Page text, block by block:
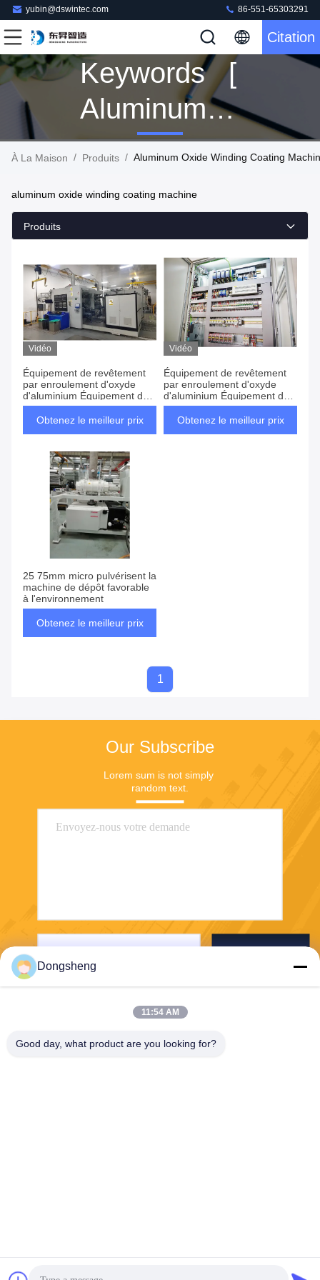
yubin@dswintec.com 86-551-65303291
Citation
Keywords [
Aluminum
Oxide
Coating
Machine ]
Match 3
Produits
À La Maison / Produits / Aluminum Oxide Winding Coating
aluminum oxide winding coating machine
Produits
Vidéo
Équipement de revêtement
par enroulement d'oxyde
d'aluminium Équipement de
revêtement par enroulement
sous vide de cuivre /
Obtenez le meilleur prix
Vidéo
Équipement de revêtement
par enroulement d'oxyde
d'aluminium Équipement de
métallisation de
cuivre/aluminium par
Obtenez le meilleur prix
25 75mm micro pulvérisent la
machine de dépôt favorable
à l'environnement
Obtenez le meilleur prix
1
Our Subscribe
Lorem sum is not simply
random text.
Hefei Dongsheng Machinery Technology Co., Ltd Tous les droits réservés.
Dongsheng
11:54 AM
Good day, what product are you looking for?